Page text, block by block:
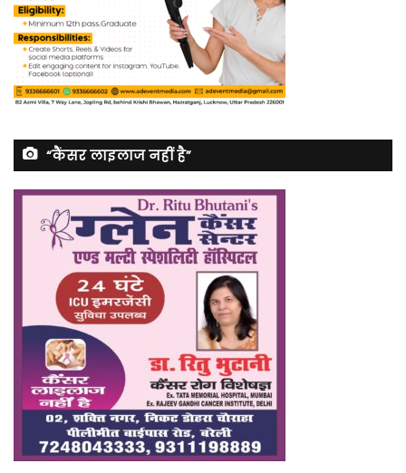
“कैंसर लाइलाज नहीं है”